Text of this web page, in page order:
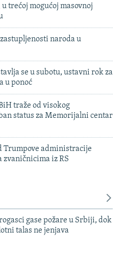
trećoj mogućoj masovnoj
naroda u
se u subotu, ustavni rok za
u ponoć
traže od visokog
status za Memorijalni centar
Trumpove administracije
zvaničnicima iz RS
gase požare u Srbiji, dok
talas ne jenjava